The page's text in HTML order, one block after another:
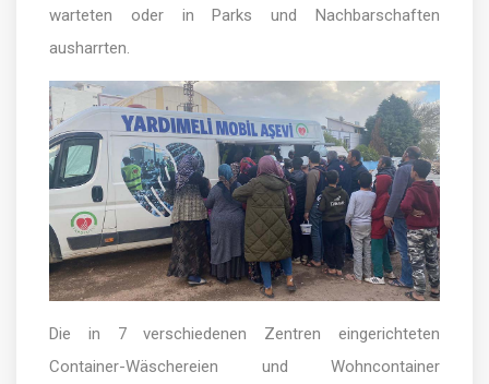
warteten oder in Parks und Nachbarschaften
ausharrten.
Die in 7 verschiedenen Zentren eingerichteten
Container-Wäschereien und Wohncontainer